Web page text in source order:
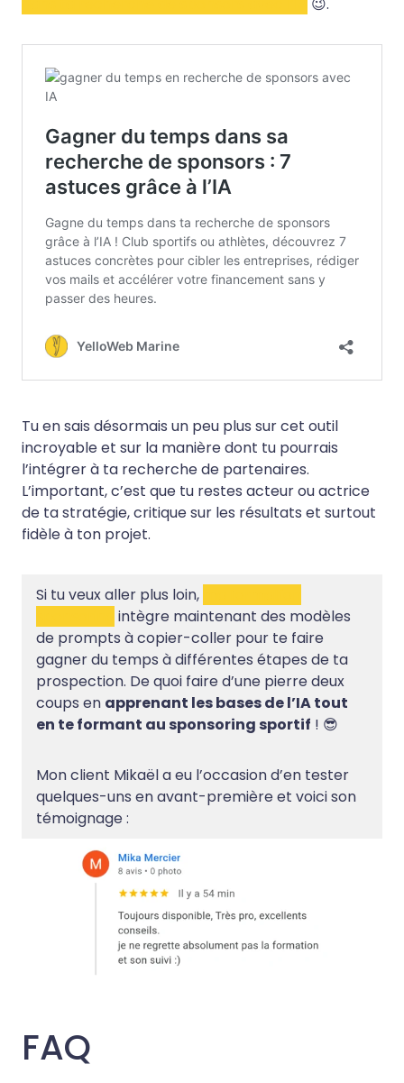
Tu en sais désormais un peu plus sur cet outil
incroyable et sur la manière dont tu pourrais
l’intégrer à ta recherche de partenaires.
L’important, c’est que tu restes acteur ou actrice
de ta stratégie, critique sur les résultats et surtout
fidèle à ton projet.
Si tu veux aller plus loin,
intègre maintenant des modèles
de prompts à copier-coller pour te faire
gagner du temps à différentes étapes de ta
prospection. De quoi faire d’une pierre deux
coups en apprenant les bases de l’IA tout
en te formant au sponsoring sportif ! 😎
Mon client Mikaël a eu l’occasion d’en tester
quelques-uns en avant-première et voici son
témoignage :
FAQ